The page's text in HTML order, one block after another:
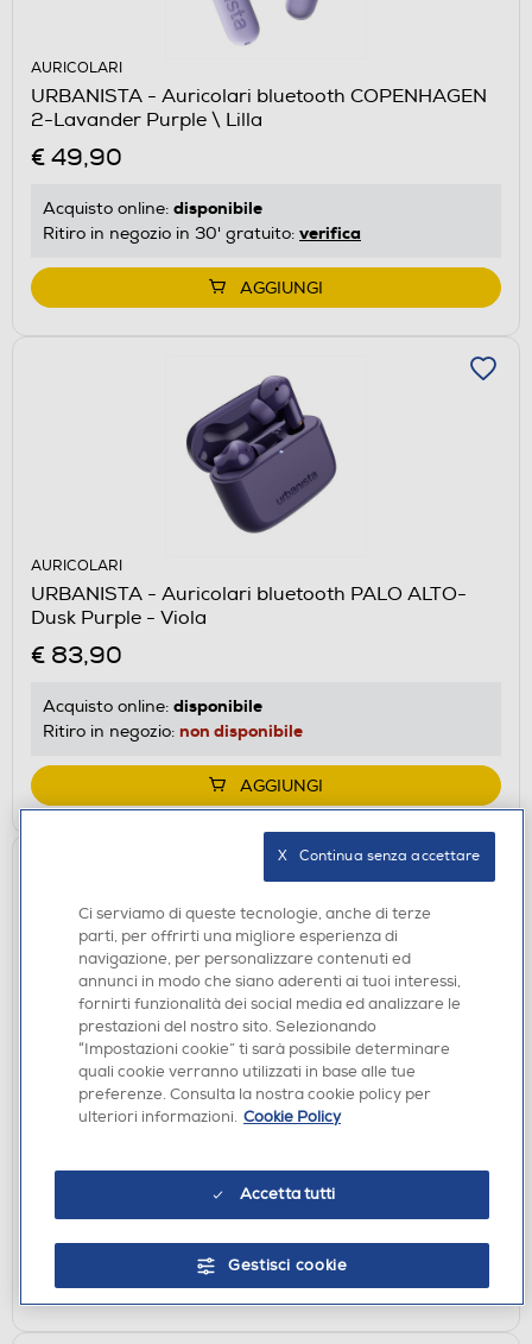
AURICOLARI
URBANISTA - Auricolari bluetooth COPENHAGEN
2-Lavander Purple \ Lilla
€ 49,90
Acquisto online: disponibile
Ritiro in negozio in 30' gratuito: verifica
AGGIUNGI
AURICOLARI
URBANISTA - Auricolari bluetooth PALO ALTO-
Dusk Purple - Viola
€ 83,90
Acquisto online: disponibile
Ritiro in negozio: non disponibile
AGGIUNGI
AURICOLARI
MUSIC HERO - Auricolare cuffia bluetooth
MHHEADBUZZYBTK-Nero
disponibile
AGGIUNGI
Ci serviamo di queste tecnologie, anche di terze
parti, per offrirti una migliore esperienza di
navigazione, per personalizzare contenuti ed
annunci in modo che siano aderenti ai tuoi interessi,
fornirti funzionalità dei social media ed analizzare le
prestazioni del nostro sito. Selezionando
“Impostazioni cookie” ti sarà possibile determinare
quali cookie verranno utilizzati in base alle tue
preferenze. Consulta la nostra cookie policy per
ulteriori informazioni. Cookie Policy
Accetta tutti
Gestisci cookie
X   Continua senza accettare